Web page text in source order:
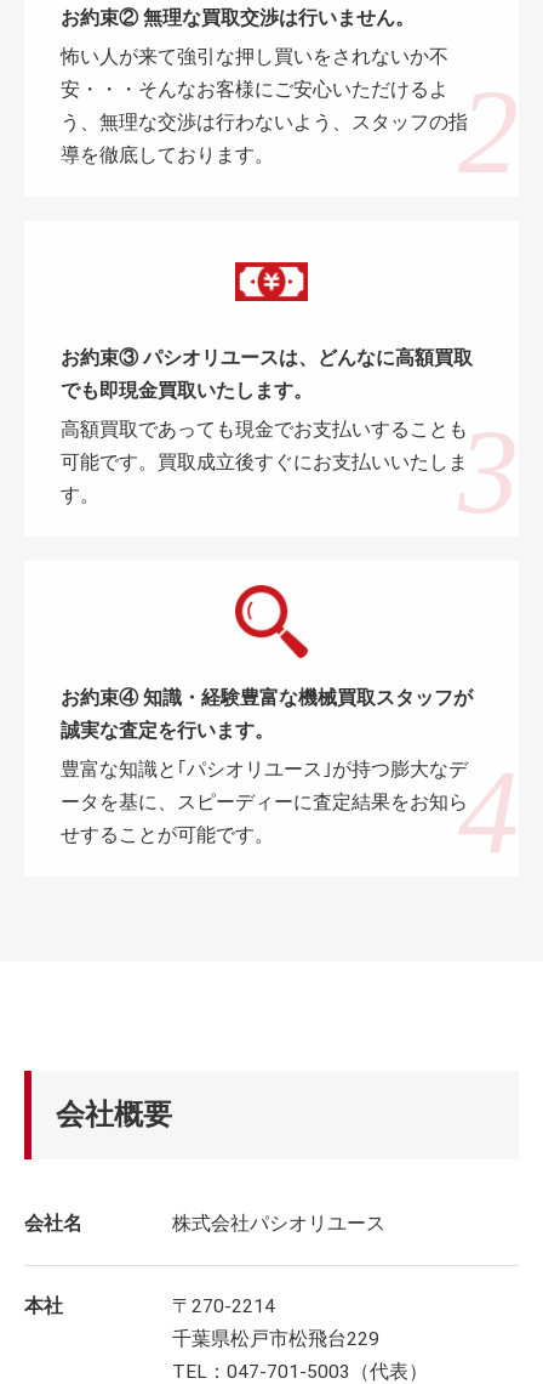
お約束② 無理な買取交渉は行いません。
怖い人が来て強引な押し買いをされないか不
安・・・そんなお客様にご安心いただけるよ
う、無理な交渉は行わないよう、スタッフの指
導を徹底しております。
お約束③ パシオリユースは、どんなに高額買取
でも即現金買取いたします。
高額買取であっても現金でお支払いすることも
可能です。買取成立後すぐにお支払いいたしま
す。
お約束④ 知識・経験豊富な機械買取スタッフが
誠実な査定を行います。
豊富な知識と｢パシオリユース｣が持つ膨大なデ
ータを基に、スピーディーに査定結果をお知ら
せすることが可能です。
会社概要
会社名 株式会社パシオリユース
本社
〒270-2214
千葉県松戸市松飛台229
TEL：047-701-5003（代表）